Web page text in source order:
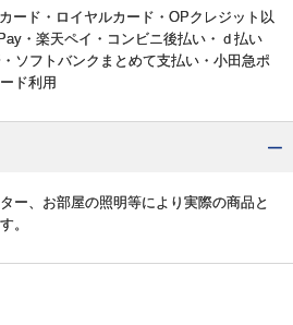
ード・ロイヤルカード・OPクレジット以
・楽天ペイ・コンビニ後払い・ｄ払い
ソフトバンクまとめて支払い・小田急ポ
ド利用
ー、お部屋の照明等により実際の商品と
。